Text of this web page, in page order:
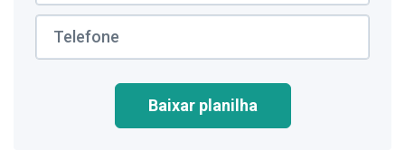
Baixar planilha